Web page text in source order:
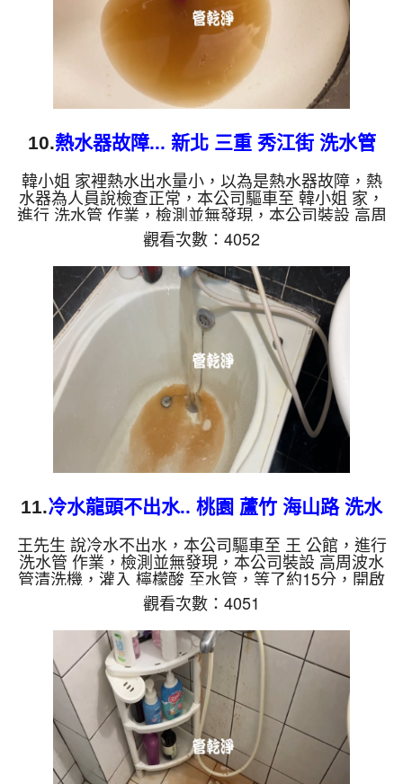
10.熱水器故障... 新北 三重 秀江街 洗水管
韓小姐 家裡熱水出水量小，以為是熱水器故障，熱
水器為人員說檢查正常，本公司驅車至 韓小姐 家，
進行 洗水管 作業，檢測並無發現，本公司裝設 高周
波水管清洗機，灌入 檸檬酸 至水管，等了約15分，
開啟 水管清洗機 ，啟動 螺旋波 模式，一洗水管就流
出髒水，源源不絕，二個多小時後，熱水出水量變大
熱水器正常了。 如是自來水，如水管老化，會產生
鐵鏽跟泥沙堆積，洗出來的水就會是咖啡色，地下水
含有氧化錳，管壁上會結成黑色管垢，洗出來的水會
跟石油一樣黑，有些洗出綠色的水，是因為裡面有銅
的物質，生鏽產生銅...
觀看次數：4052
11.冷水龍頭不出水.. 桃園 蘆竹 海山路 洗水
管
王先生 說冷水不出水，本公司驅車至 王 公館，進行
洗水管 作業，檢測並無發現，本公司裝設 高周波水
管清洗機，灌入 檸檬酸 至水管，等了約15分，開啟
水管清洗機 ，啟動 螺旋波 模式，一洗水管就流出異
物，後來變成咖啡，二個多小時後，冷水正常出水
了。 如是自來水，如水管老化，會產生鐵鏽跟泥沙
堆積，洗出來的水就會是咖啡色，地下水含有氧化
錳，管壁上會結成黑色管垢，洗出來的水會跟石油一
樣黑，有些洗出綠色的水，是因為裡面有銅的物質，
生鏽產生銅綠，如是藍色的水，是因為水龍頭合金的
養化造成，有些水管洗...
觀看次數：4051